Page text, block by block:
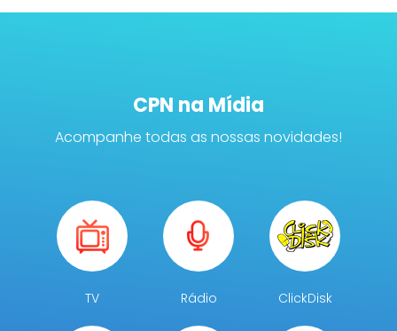
CPN na Mídia
Acompanhe todas as nossas novidades!
TV Rádio ClickDisk